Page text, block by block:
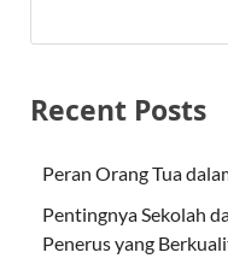
Recent Posts
Peran Orang Tua
Pentingnya Sekolah
Penerus yang